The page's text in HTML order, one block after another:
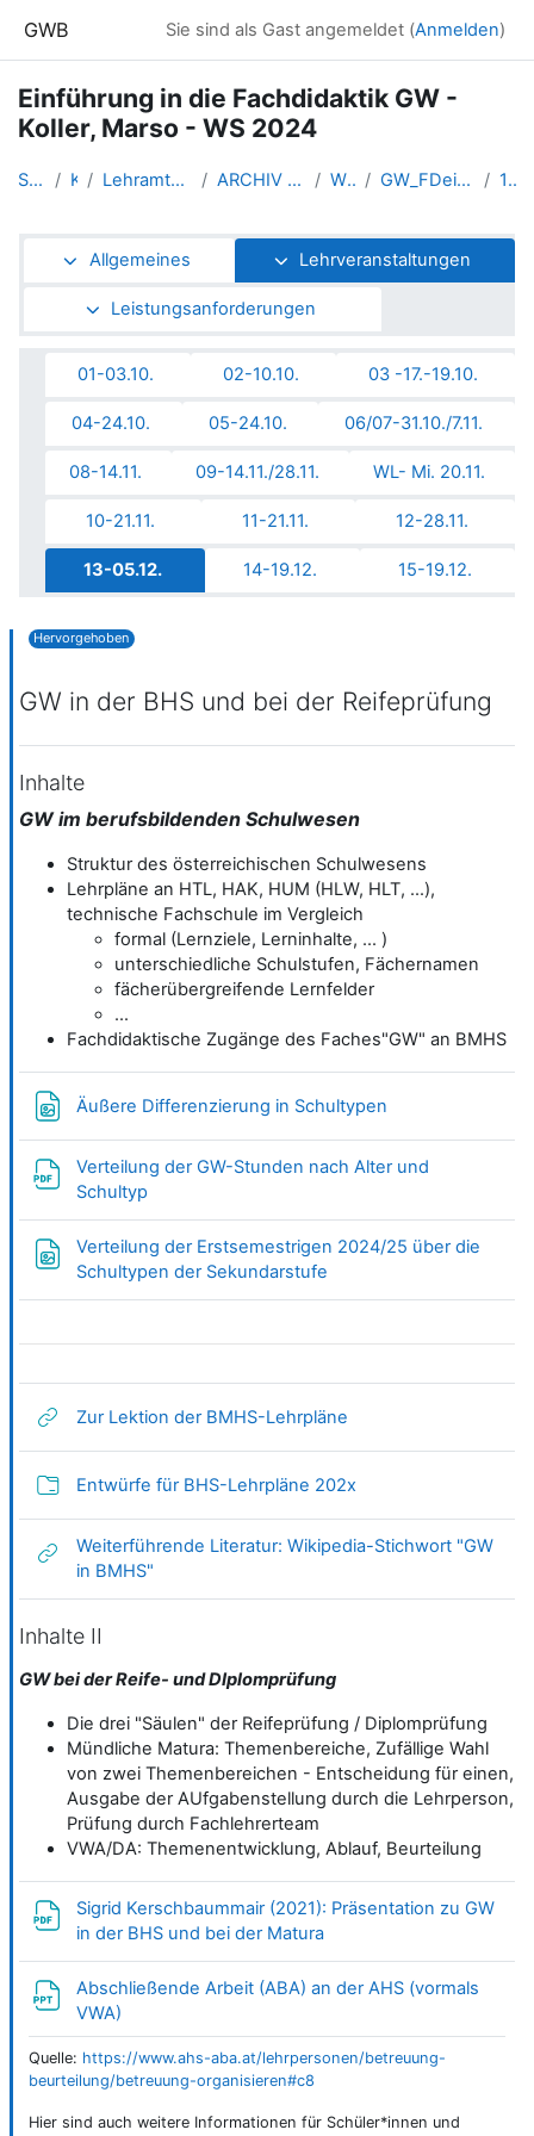
GWB Sie sind als Gast angemeldet (Anmelden)
Einführung in die Fachdidaktik GW -
Koller, Marso - WS 2024
Startseite Kurse Lehramtsausbildung GW im Clust... ARCHIV - Lehrveranstaltungen a... WS 2024/25 GW_FDeinfuehrung_KollerMarso_2... 13-05.12.
Abschnittsübersicht
Allgemeines Lehrveranstaltungen
Leistungsanforderungen
01-03.10. 02-10.10. 03 -17.-19.10.
04-24.10. 05-24.10. 06/07-31.10./7.11.
08-14.11. 09-14.11./28.11. WL- Mi. 20.11.
10-21.11. 11-21.11. 12-28.11.
13-05.12. 14-19.12. 15-19.12.
Hervorgehoben
GW in der BHS und bei der Reifeprüfung
Inhalte
GW im berufsbildenden Schulwesen
Struktur des österreichischen Schulwesens
Lehrpläne an HTL, HAK, HUM (HLW, HLT, ...),
technische Fachschule im Vergleich
formal (Lernziele, Lerninhalte, ... )
unterschiedliche Schulstufen, Fächernamen
fächerübergreifende Lernfelder
...
Fachdidaktische Zugänge des Faches"GW" an BMHS
Äußere Differenzierung in Schultypen
Verteilung der GW-Stunden nach Alter und
Schultyp
Verteilung der Erstsemestrigen 2024/25 über die
Schultypen der Sekundarstufe
Zur Lektion der BMHS-Lehrpläne
Entwürfe für BHS-Lehrpläne 202x
Weiterführende Literatur: Wikipedia-Stichwort "GW
in BMHS"
Inhalte II
GW bei der Reife- und DIplomprüfung
Die drei "Säulen" der Reifeprüfung / Diplomprüfung
Mündliche Matura: Themenbereiche, Zufällige Wahl
von zwei Themenbereichen - Entscheidung für einen,
Ausgabe der AUfgabenstellung durch die Lehrperson,
Prüfung durch Fachlehrerteam
VWA/DA: Themenentwicklung, Ablauf, Beurteilung
Sigrid Kerschbaummair (2021): Präsentation zu GW
in der BHS und bei der Matura
Abschließende Arbeit (ABA) an der AHS (vormals
VWA)
Quelle: https://www.ahs-aba.at/lehrpersonen/betreuung-
beurteilung/betreuung-organisieren#c8
Hier sind auch weitere Informationen für Schüler*innen und